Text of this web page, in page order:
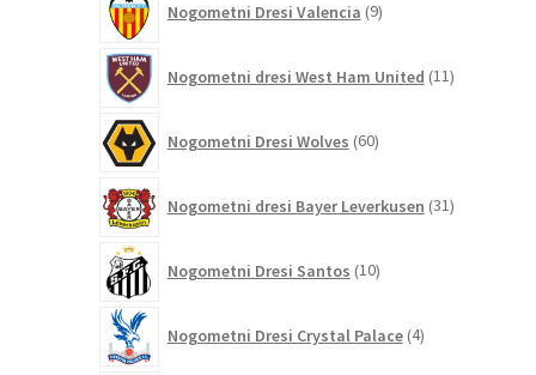
Nogometni Dresi Valencia 9izdelkov
Nogometni dresi West Ham United 11izdelkov
Nogometni Dresi Wolves 60izdelkov
Nogometni dresi Bayer Leverkusen 31izdelkov
Nogometni Dresi Santos 10izdelkov
Nogometni Dresi Crystal Palace 4izdelki